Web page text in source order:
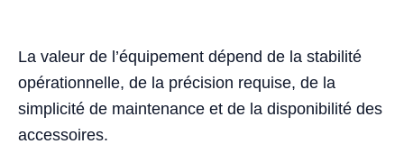
La valeur de l’équipement dépend de la stabilité
opérationnelle, de la précision requise, de la
simplicité de maintenance et de la disponibilité des
accessoires.